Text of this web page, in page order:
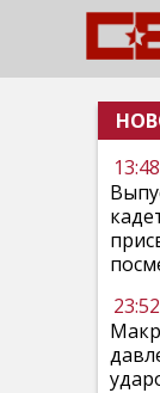
13:48
23:52